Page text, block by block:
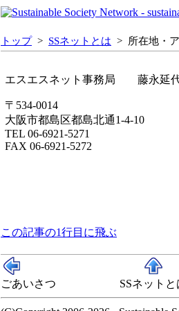
トップ> SSネットとは > 所在地・
エスエスネット事務局 藤永延
〒534-0014
大阪市都島区都島北通1-4-10
TEL 06-6921-5271
FAX 06-6921-5272
この記事の1行目に飛ぶ
ごあいさつ SSネットと